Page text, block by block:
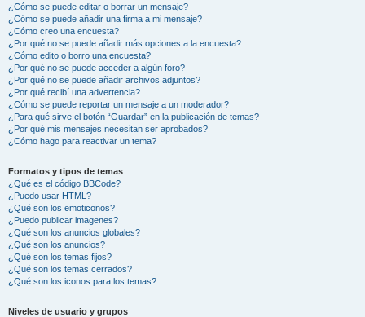
¿Cómo se puede editar o borrar un mensaje?
¿Cómo se puede añadir una firma a mi mensaje?
¿Cómo creo una encuesta?
¿Por qué no se puede añadir más opciones a la encuesta?
¿Cómo edito o borro una encuesta?
¿Por qué no se puede acceder a algún foro?
¿Por qué no se puede añadir archivos adjuntos?
¿Por qué recibí una advertencia?
¿Cómo se puede reportar un mensaje a un moderador?
¿Para qué sirve el botón “Guardar” en la publicación de temas?
¿Por qué mis mensajes necesitan ser aprobados?
¿Cómo hago para reactivar un tema?
Formatos y tipos de temas
¿Qué es el código BBCode?
¿Puedo usar HTML?
¿Qué son los emoticonos?
¿Puedo publicar imagenes?
¿Qué son los anuncios globales?
¿Qué son los anuncios?
¿Qué son los temas fijos?
¿Qué son los temas cerrados?
¿Qué son los iconos para los temas?
Niveles de usuario y grupos